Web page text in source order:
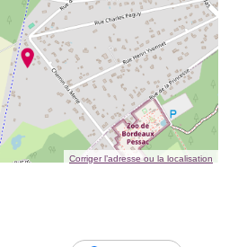
Corriger l’adresse ou la localisation